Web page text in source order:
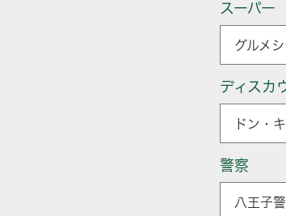
スーパー
グルメ
ディスカ
ドン・
警察
八王子